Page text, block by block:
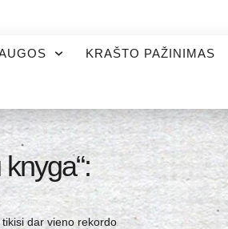
KRAŠTO PAŽINIMAS
dar vieno rekordo